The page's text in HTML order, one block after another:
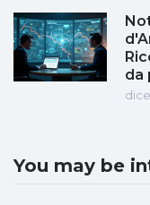
da
You may be